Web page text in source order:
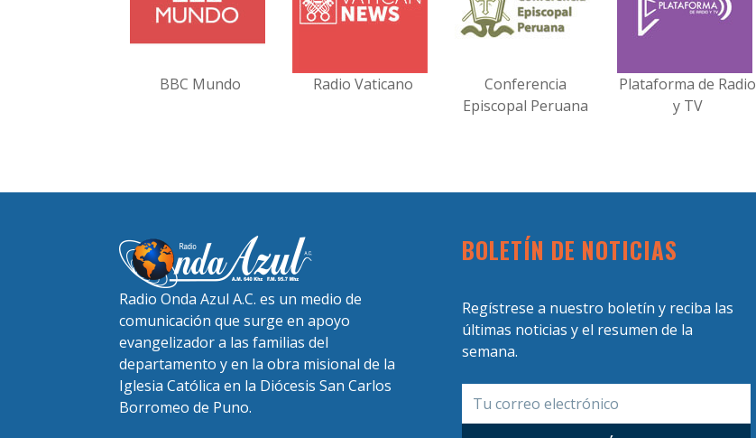
BBC Mundo Radio Vaticano
Conferencia
Episcopal Peruana
Plataforma de Radio
y TV
Radio Onda Azul A.C. es un medio de
comunicación que surge en apoyo
evangelizador a las familias del
departamento y en la obra misional de la
Iglesia Católica en la Diócesis San Carlos
Borromeo de Puno.
BOLETÍN DE NOTICIAS
Regístrese a nuestro boletín y reciba las
últimas noticias y el resumen de la
semana.